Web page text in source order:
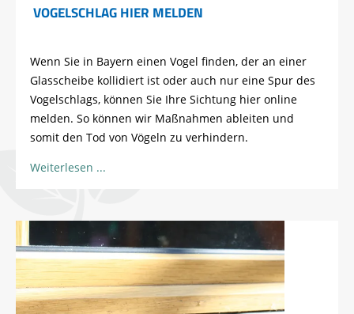
VOGELSCHLAG HIER MELDEN
Wenn Sie in Bayern einen Vogel finden, der an einer
Glasscheibe kollidiert ist oder auch nur eine Spur des
Vogelschlags, können Sie Ihre Sichtung hier online
melden. So können wir Maßnahmen ableiten und
somit den Tod von Vögeln zu verhindern.
Weiterlesen